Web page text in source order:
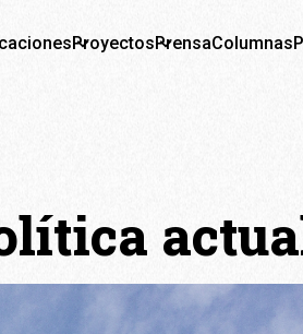
ProyectosPrensaColumnas